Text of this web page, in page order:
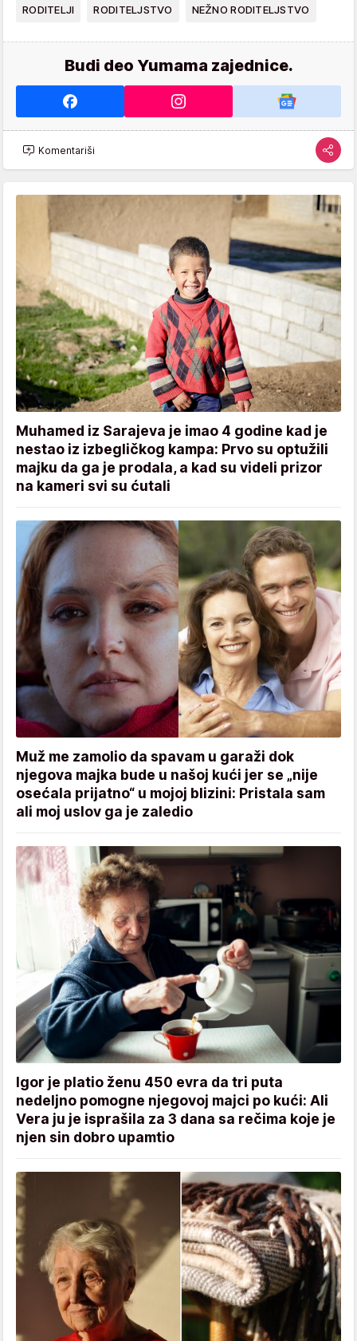
RODITELJI RODITELJSTVO NEŽNO RODITELJSTVO
Budi deo Yumama zajednice.
Komentariši
Muhamed iz Sarajeva je imao 4 godine kad je
nestao iz izbegličkog kampa: Prvo su optužili
majku da ga je prodala, a kad su videli prizor
na kameri svi su ćutali
Muž me zamolio da spavam u garaži dok
njegova majka bude u našoj kući jer se „nije
osećala prijatno“ u mojoj blizini: Pristala sam
ali moj uslov ga je zaledio
Igor je platio ženu 450 evra da tri puta
nedeljno pomogne njegovoj majci po kući: Ali
Vera ju je isprašila za 3 dana sa rečima koje je
njen sin dobro upamtio